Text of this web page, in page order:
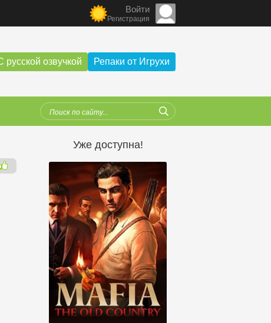
Войти
Регистрация
русской озвучкой Репаки от Игрухи
Уже доступна!